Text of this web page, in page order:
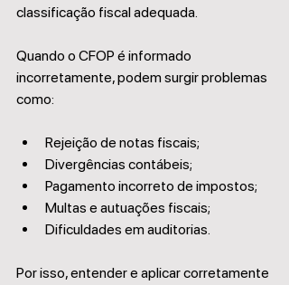
classificação fiscal adequada.
Quando o CFOP é informado
incorretamente, podem surgir problemas
como:
Rejeição de notas fiscais;
Divergências contábeis;
Pagamento incorreto de impostos;
Multas e autuações fiscais;
Dificuldades em auditorias.
Por isso, entender e aplicar corretamente